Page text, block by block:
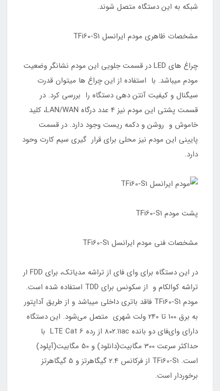
شبکه به این دستگاه متصل شوند.
مشخصات ظاهری مودم ایرانسل TFi60-S1
چراغ های LED در قسمت جلویی این مودم نشانگر وضعیت
مودم میباشد. با استفاده از این چراغ ها میتوان قدرت
سیگنال و کیفیت آنتن دهی دستگاه را بررسی کرد. در
قسمت پشتی این مودم نیز 4 عدد درگاه LAN/WAN، کلید
خاموش و روشن و دکمه ریست وجود دارد. در قسمت
پایینی این مودم نیز محلی برای قرار گیری سیم کارت وحود
دارد.
پشت مودم TFi60-S1
مشخصات فنی مودم ایرانسل TFi60-S1
در این دستگاه برای وای فای از تراشه‌ مدیاتک، برای FDD ار
تراشه کوالکام و از سکونس برای TDD استفاده شده است.
مودم TFi60-S1 فاقد باتری داخلی میباشد و از طریق آداپتور
به برق 100 تا 240 ولت شهری متصل می‌شود. این دستگاه
دارای وای‌فای دو بانده ۸۰۲.۱۱ac از رده LTE Cat 6 با
حداکثر سرعت 300 مگابیت(دانلود) و 50 مگابیت(آپلود)
است. TFi60-S1 از فرکانس 2.4 گیگاهرتز و 5 گیگاهرتز
برخوردار است.